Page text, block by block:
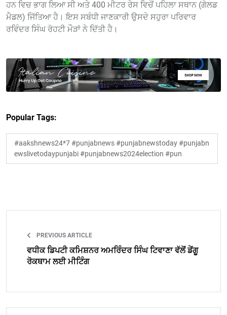
ਹਨ ਵਿਚ ਭਾਗ ਲਿਆ ਸੀ ਅਤੇ 400 ਮੀਟਰ ਰੇਸ ਵਿਚੋਂ ਪਹਿਲਾ ਸਥਾਨ (ਗੋਲਡ
ਮੈਡਲ) ਜਿੱਤਿਆ ਹੈ। ਇਸ ਸਬੰਧੀ ਜਾਣਕਾਰੀ ਉਸਦੇ ਸਹੁਰਾ ਪਰਿਵਾਰ
ਰਵਿੰਦਰ ਸਿੰਘ ਰੋਹਟੀ ਮੌੜਾਂ ਨੇ ਦਿੱਤੀ ਹੈ।
Popular Tags:
#aakshnews24*7 #punjabnews #punjabnewstoday #punjabn
ewslivetodaypunjabi #punjabnews2024election #pun
PREVIOUS ARTICLE
ਵਧੀਕ ਡਿਪਟੀ ਕਮਿਸ਼ਨਰ ਅਮਰਿੰਦਰ ਸਿੰਘ ਟਿਵਾਣਾ ਵੱਲੋਂ ਡੇਂਗੂ
ਰੋਕਥਾਮ ਲਈ ਮੀਟਿੰਗ